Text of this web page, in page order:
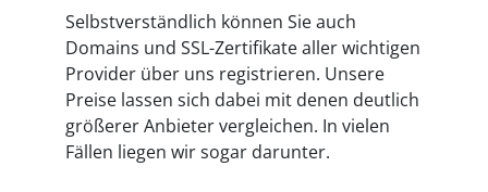
Selbstverständlich können Sie auch
Domains und SSL-Zertifikate aller wichtigen
Provider über uns registrieren. Unsere
Preise lassen sich dabei mit denen deutlich
größerer Anbieter vergleichen. In vielen
Fällen liegen wir sogar darunter.